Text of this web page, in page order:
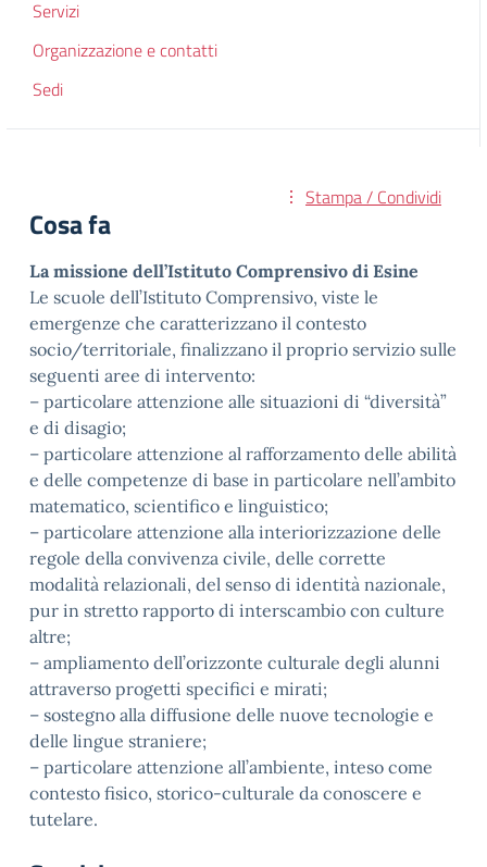
Servizi
Organizzazione e contatti
Sedi
Stampa / Condividi
Cosa fa
La missione dell’Istituto Comprensivo di Esine
Le scuole dell’Istituto Comprensivo, viste le
emergenze che caratterizzano il contesto
socio/territoriale, finalizzano il proprio servizio sulle
seguenti aree di intervento:
– particolare attenzione alle situazioni di “diversità”
e di disagio;
– particolare attenzione al rafforzamento delle abilità
e delle competenze di base in particolare nell’ambito
matematico, scientifico e linguistico;
– particolare attenzione alla interiorizzazione delle
regole della convivenza civile, delle corrette
modalità relazionali, del senso di identità nazionale,
pur in stretto rapporto di interscambio con culture
altre;
– ampliamento dell’orizzonte culturale degli alunni
attraverso progetti specifici e mirati;
– sostegno alla diffusione delle nuove tecnologie e
delle lingue straniere;
– particolare attenzione all’ambiente, inteso come
contesto fisico, storico-culturale da conoscere e
tutelare.